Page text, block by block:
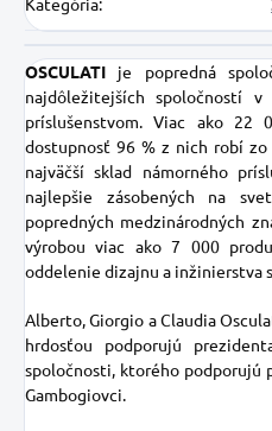
OSCULATI je popredná
najdôležitejších spoločností
príslušenstvom. Viac ako 22
dostupnosť 96 % z nich robí
najväčší sklad námorného
najlepšie zásobených na
popredných medzinárodných
výrobou viac ako 7 000
oddelenie dizajnu a inžinierstva
Alberto, Giorgio a Claudia
hrdosťou podporujú
spoločnosti, ktorého podporujú
Gambogiovci.